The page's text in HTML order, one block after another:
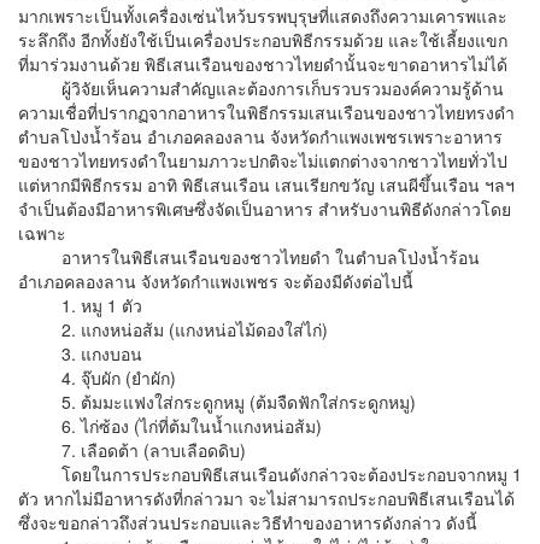
มากเพราะเป็นทั้งเครื่องเซ่นไหว้บรรพบุรุษที่แสดงถึงความเคารพและ
ระลึกถึง อีกทั้งยังใช้เป็นเครื่องประกอบพิธีกรรมด้วย และใช้เลี้ยงแขก
ที่มาร่วมงานด้วย พิธีเสนเรือนของชาวไทยดำนั้นจะขาดอาหารไม่ได้
ผู้วิจัยเห็นความสำคัญและต้องการเก็บรวบรวมองค์ความรู้ด้าน
ความเชื่อที่ปรากฏจากอาหารในพิธีกรรมเสนเรือนของชาวไทยทรงดำ
ตำบลโป่งน้ำร้อน อำเภอคลองลาน จังหวัดกำแพงเพชรเพราะอาหาร
ของชาวไทยทรงดำในยามภาวะปกติจะไม่แตกต่างจากชาวไทยทั่วไป
แต่หากมีพิธีกรรม อาทิ พิธีเสนเรือน เสนเรียกขวัญ เสนผีขึ้นเรือน ฯลฯ
จำเป็นต้องมีอาหารพิเศษซึ่งจัดเป็นอาหาร สำหรับงานพิธีดังกล่าวโดย
เฉพาะ
อาหารในพิธีเสนเรือนของชาวไทยดำ ในตำบลโป่งน้ำร้อน
อำเภอคลองลาน จังหวัดกำแพงเพชร จะต้องมีดังต่อไปนี้
1. หมู 1 ตัว
2. แกงหน่อส้ม (แกงหน่อไม้ดองใส่ไก่)
3. แกงบอน
4. จุ๊บผัก (ยำผัก)
5. ต้มมะแฟงใส่กระดูกหมู (ต้มจืดฟักใส่กระดูกหมู)
6. ไก่ซ้อง (ไก่ที่ต้มในน้ำแกงหน่อส้ม)
7. เลือดต้า (ลาบเลือดดิบ)
โดยในการประกอบพิธีเสนเรือนดังกล่าวจะต้องประกอบจากหมู 1
ตัว หากไม่มีอาหารดังที่กล่าวมา จะไม่สามารถประกอบพิธีเสนเรือนได้
ซึ่งจะขอกล่าวถึงส่วนประกอบและวิธีทำของอาหารดังกล่าว ดังนี้